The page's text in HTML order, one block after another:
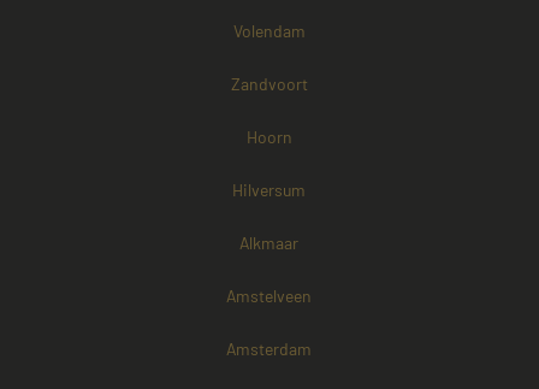
Volendam
Zandvoort
Hoorn
Hilversum
Alkmaar
Amstelveen
Amsterdam